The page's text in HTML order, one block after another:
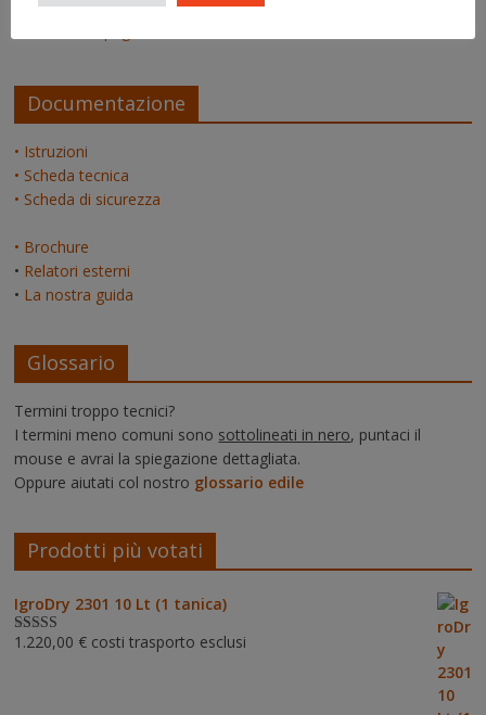
Documentazione
• Istruzioni
• Scheda tecnica
• Scheda di sicurezza
• Brochure
• Relatori esterni
• La nostra guida
Glossario
Termini troppo tecnici?
I termini meno comuni sono sottolineati in nero, puntaci il
mouse e avrai la spiegazione dettagliata.
Oppure aiutati col nostro glossario edile
Prodotti più votati
IgroDry 2301 10 Lt (1 tanica)
Valutato5.00
1.220,00 € costi trasporto esclusi